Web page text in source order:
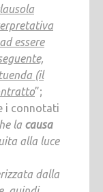
essere
(il
”;
i connotati
la causa
alla luce
dalla